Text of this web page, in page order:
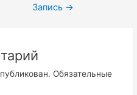
Запись →
Обязательные